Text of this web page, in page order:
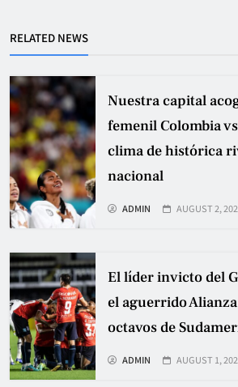
RELATED NEWS
Nuestra capital
femenil Colombia
clima de histórica
nacional
ADMIN AUGUST 2,
El líder invicto del
el aguerrido
octavos de
ADMIN AUGUST 1,